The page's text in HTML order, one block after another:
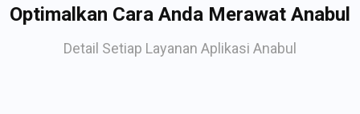
Optimalkan Cara Anda Merawat Anabul
Detail Setiap Layanan Aplikasi Anabul